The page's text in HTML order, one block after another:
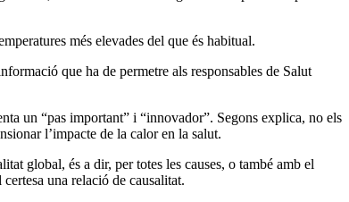
més elevades del que és habitual.
que ha de permetre als responsables de Salut
un “pas important” i “innovador”. Segons explica, no els
l’impacte de la calor en la salut.
global, és a dir, per totes les causes, o també amb el
una relació de causalitat.